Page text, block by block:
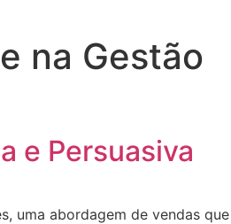
na Gestão
e Persuasiva
uma abordagem de vendas